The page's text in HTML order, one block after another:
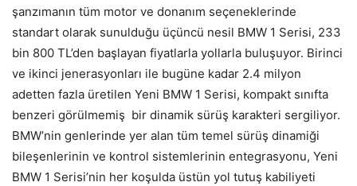
şanzımanın tüm motor ve donanım seçeneklerinde
standart olarak sunulduğu üçüncü nesil BMW 1 Serisi, 233
bin 800 TL’den başlayan fiyatlarla yollarla buluşuyor. Birinci
ve ikinci jenerasyonları ile bugüne kadar 2.4 milyon
adetten fazla üretilen Yeni BMW 1 Serisi, kompakt sınıfta
benzeri görülmemiş bir dinamik sürüş karakteri sergiliyor.
BMW’nin genlerinde yer alan tüm temel sürüş dinamiği
bileşenlerinin ve kontrol sistemlerinin entegrasyonu, Yeni
BMW 1 Serisi’nin her koşulda üstün yol tutuş kabiliyeti